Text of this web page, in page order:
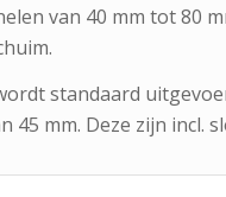
van 40 mm tot 80
standaard
45 mm. Deze zijn